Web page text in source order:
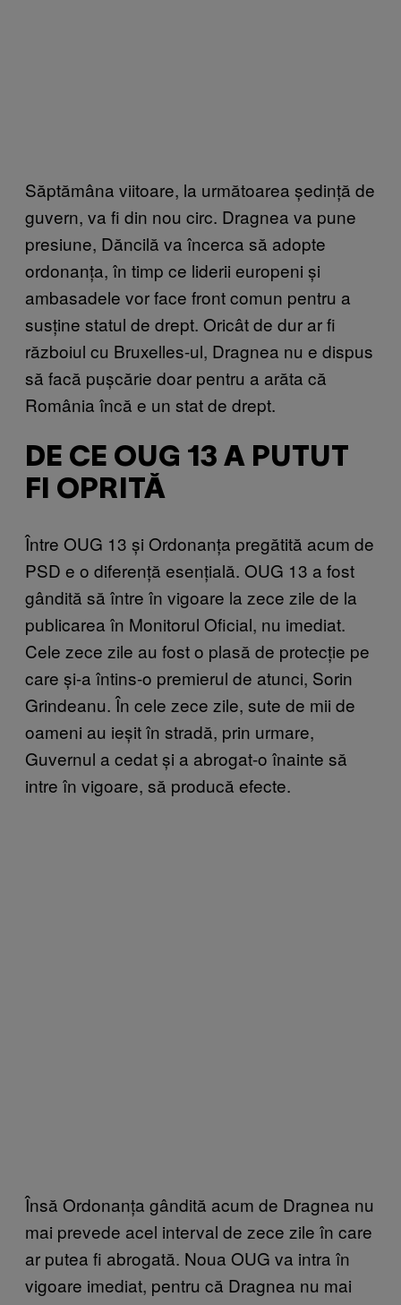
Săptămâna viitoare, la următoarea ședință de
guvern, va fi din nou circ. Dragnea va pune
presiune, Dăncilă va încerca să adopte
ordonanța, în timp ce liderii europeni și
ambasadele vor face front comun pentru a
susține statul de drept. Oricât de dur ar fi
războiul cu Bruxelles-ul, Dragnea nu e dispus
să facă pușcărie doar pentru a arăta că
România încă e un stat de drept.
DE CE OUG 13 A PUTUT
FI OPRITĂ
Între OUG 13 și Ordonanța pregătită acum de
PSD e o diferență esențială. OUG 13 a fost
gândită să între în vigoare la zece zile de la
publicarea în Monitorul Oficial, nu imediat.
Cele zece zile au fost o plasă de protecție pe
care și-a întins-o premierul de atunci, Sorin
Grindeanu. În cele zece zile, sute de mii de
oameni au ieșit în stradă, prin urmare,
Guvernul a cedat și a abrogat-o înainte să
intre în vigoare, să producă efecte.
Însă Ordonanța gândită acum de Dragnea nu
mai prevede acel interval de zece zile în care
ar putea fi abrogată. Noua OUG va intra în
vigoare imediat, pentru că Dragnea nu mai